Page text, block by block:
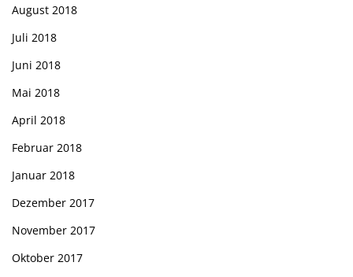
August 2018
Juli 2018
Juni 2018
Mai 2018
April 2018
Februar 2018
Januar 2018
Dezember 2017
November 2017
Oktober 2017